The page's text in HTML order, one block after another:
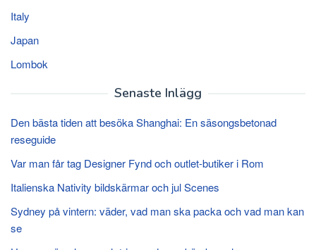
Italy
Japan
Lombok
Senaste Inlägg
Den bästa tiden att besöka Shanghai: En säsongsbetonad
reseguide
Var man får tag Designer Fynd och outlet-butiker i Rom
Italienska Nativity bildskärmar och jul Scenes
Sydney på vintern: väder, vad man ska packa och vad man kan
se